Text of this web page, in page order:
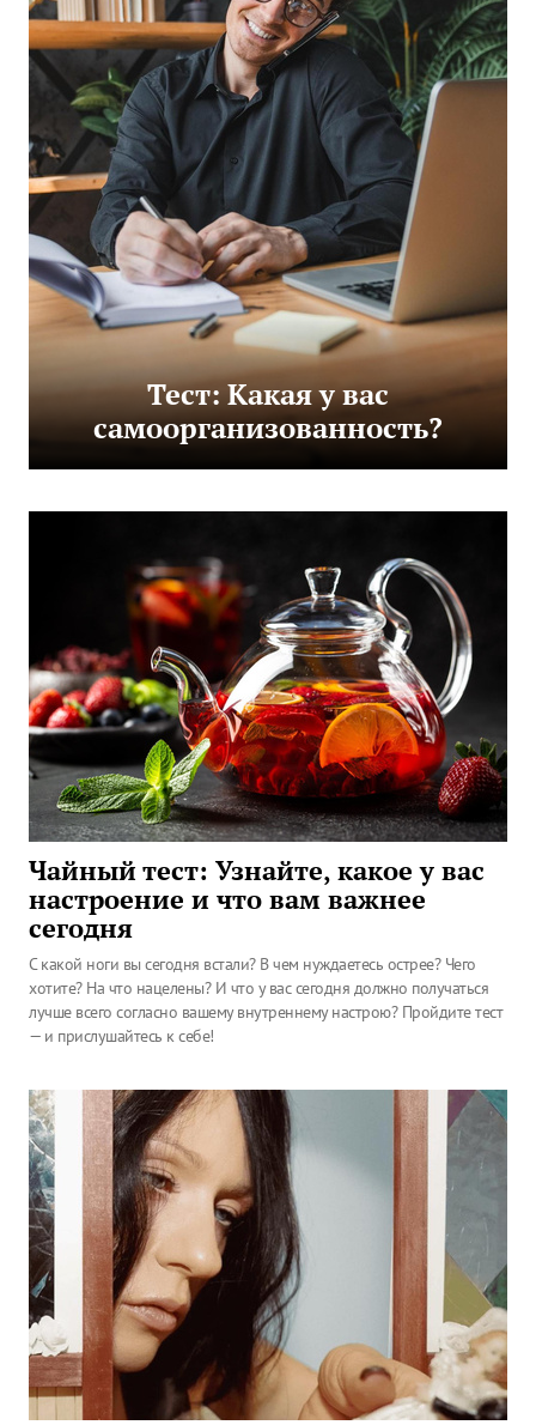
Тест: Какая у вас
самоорганизованность?
Чайный тест: Узнайте, какое у вас
настроение и что вам важнее
сегодня
С какой ноги вы сегодня встали? В чем нуждаетесь острее? Чего
хотите? На что нацелены? И что у вас сегодня должно получаться
лучше всего согласно вашему внутреннему настрою? Пройдите тест
— и прислушайтесь к себе!